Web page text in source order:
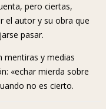
pero ciertas,
el autor y su obra que
pasar.
mentiras y medias
«echar mierda sobre
no es cierto.